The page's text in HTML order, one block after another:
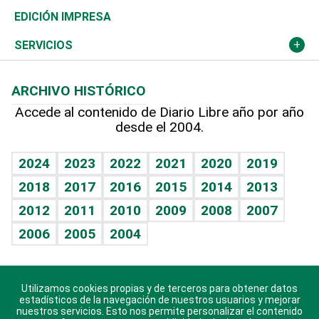
Caribe
Resto del mundo
Global y variable
Economía personal
Novedades
Podcast Arte Libre
Hablando con el pediatra
Vida y familia
Eñe
Celebrando la vida
Sin complejos
En pocas palabras
Escuchando al corazón
Olimpismo
Más deportes
Línea de hit
TBT Deportivo
Noticiero Poteleche
Columnistas
Martes de tecnología
Cambio climático
Deportes
Opinión
Hecho en casa
Guía del dinero
EDICIÓN IMPRESA
SERVICIOS
Cumpleaños
Horóscopos
Crucigramas
ARCHIVO HISTÓRICO
Accede al contenido de Diario Libre año por año
desde el 2004.
2024 2023 2022 2021 2020
2019
2018
2017 2016 2015 2014
2013
2012
2011 2010 2009 2008
2007
2006
2005 2004
Descarga nuestras aplicaciones para Android, iOS y
sistema Huawei.
Utilizamos cookies propias y de terceros para obtener datos
estadísticos de la navegación de nuestros usuarios y mejorar
nuestros servicios. Esto nos permite personalizar el contenido